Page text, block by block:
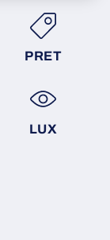
PRET
LUX